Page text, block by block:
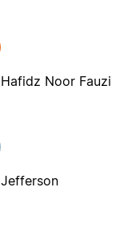
Hafidz Noor Fauzi
Jefferson